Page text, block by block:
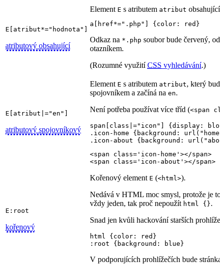
E[atribut*="hodnota"]
atributový obsahující
Element E s atributem atribut
a[href*=".php"] {color: red}
Odkaz na *.php soubor bude červený,
otazníkem.
(Rozumné využitíCSS vyhledávání.)
E[atribut|="en"]
atributový spojovníkový
Element E s atributem atribut, který
spojovníkem a začíná na en.
Není potřeba používat více tříd (<span
span[class|="icon"] {display:
.icon-home {background:
.icon-about {background:
<span class='icon-home'></span>
<span class='icon-about'></span>
E:root
kořenový
Kořenový element E (<html>).
Nedává v HTML moc smysl, protože je
vždy jeden, tak proč nepoužít html {}.
Snad jen kvůli hackování starších
html {color: red}
:root {background: blue}
V podporujících prohlížečích bude